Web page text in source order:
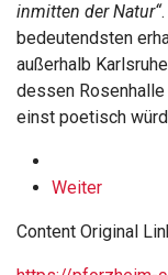
inmitten der Natur“
bedeutendsten
außerhalb
dessen
einst poetisch
Weiter
Content Original